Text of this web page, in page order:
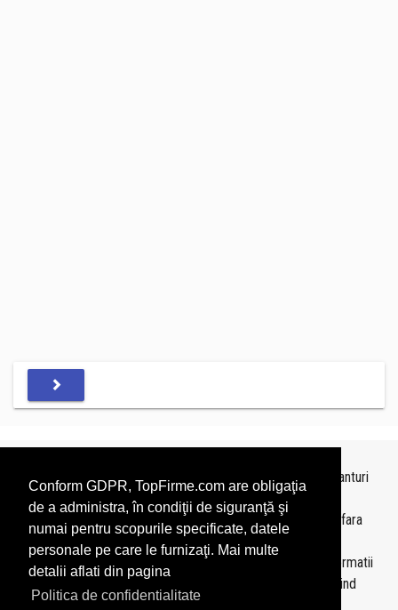
Conform GDPR, TopFirme.com are obligaţia
de a administra, în condiţii de siguranţă şi
numai pentru scopurile specificate, datele
personale pe care le furnizaţi. Mai multe
detalii aflati din pagina
Politica de confidentialitate
Topurile sunt realizate deTopFirme
pe baza ultimelor bilanturi
depuse si au scop informativ.
Este interzisa folosirea topurilor fara acordul TopFirme si fara
precizarea sursei.
Daca doriti sa achizitionati
topuri personalizate
sau informatii
despre agentii economici va rugam sa ne contactati folosind
sectiunea Contact